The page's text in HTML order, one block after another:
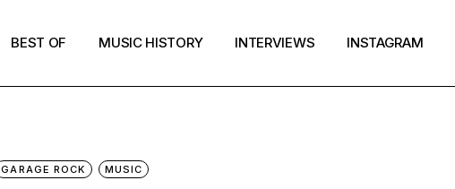
BEST OF MUSIC HISTORY INTERVIEWS INSTAGRAM
GARAGE ROCK MUSIC